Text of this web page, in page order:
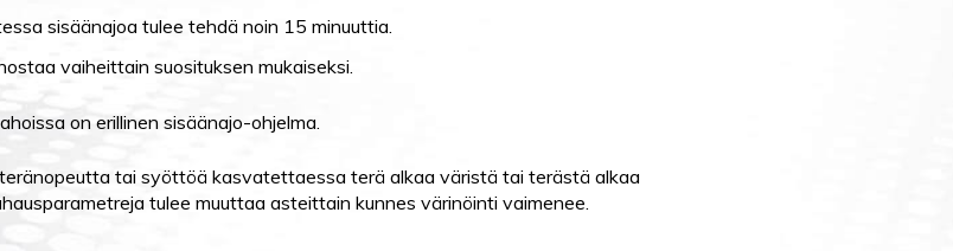
sisäänajoa tulee tehdä noin 15 minuuttia.
vaiheittain suosituksen mukaiseksi.
on erillinen sisäänajo-ohjelma.
teränopeutta tai syöttöä kasvatettaessa terä alkaa väristä tai terästä alkaa
tulee muuttaa asteittain kunnes värinöinti vaimenee.